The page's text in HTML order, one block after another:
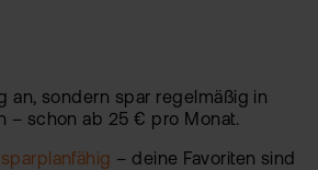
an, sondern spar regelmäßig in
– schon ab 25 € pro Monat.
– deine Favoriten sind